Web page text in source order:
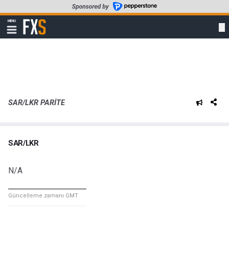
to
main
content
MENU
Show
navigation
FXStreet
SAR/LKR PARITE
SAR/LKR
N/A
Güncelleme zamanı GMT